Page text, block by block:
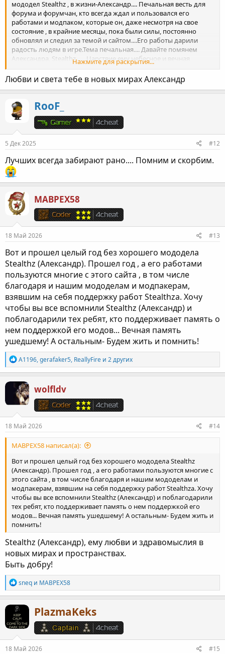
мододел Stealthz , в жизни-Александр.... Печальная весть для
форума и форумчан, кто всегда ждал и пользовался его
работами и модпаком, которые он, даже несмотря на свое
состояние , в крайние месяцы, пока были силы, постоянно
обновлял и следил за темой и сайтом....Его работы дарили
радость людям в игре.Тема печальная.... Давайте помянем
Александра, Stealthz.......Царствие ему небесное и вечная
Как бы хотелось чтобы это было неправдой!...
Нажмите для раскрытия...
Любви и света тебе в новых мирах Александр
RooF_
5 Дек 2025 #12
Лучших всегда забирают рано.... Помним и скорбим.
MABPEX58
18 Май 2026 #13
Вот и прошел целый год без хорошего мододела
Stealthz (Александр). Прошел год , а его работами
пользуются многие с этого сайта , в том числе
благодаря и нашим мододелам и модпакерам,
взявшим на себя поддержку работ Stealthzа. Хочу
чтобы вы все вспомнили Stealthz (Александр) и
поблагодарили тех ребят, кто поддерживает память о
нем поддержкой его модов... Вечная память
ушедшему! А остальным- Будем жить и помнить!
Р
е
а
к
ц
и
и
:
A1196,gerafaker5, ReallyFire и 2 других
wolfldv
18 Май 2026 #14
MABPEX58 написал(а):
Вот и прошел целый год без хорошего мододела Stealthz
(Александр). Прошел год , а его работами пользуются многие с
этого сайта , в том числе благодаря и нашим мододелам и
модпакерам, взявшим на себя поддержку работ Stealthzа. Хочу
чтобы вы все вспомнили Stealthz (Александр) и поблагодарили
тех ребят, кто поддерживает память о нем поддержкой его
модов... Вечная память ушедшему! А остальным- Будем жить и
помнить!
Stealthz (Александр), ему любви и здравомыслия в
новых мирах и пространствах.
Быть добру!
Р
е
а
к
ц
и
и
:
sneq и MABPEX58
PlazmaKeks
18 Май 2026 #15